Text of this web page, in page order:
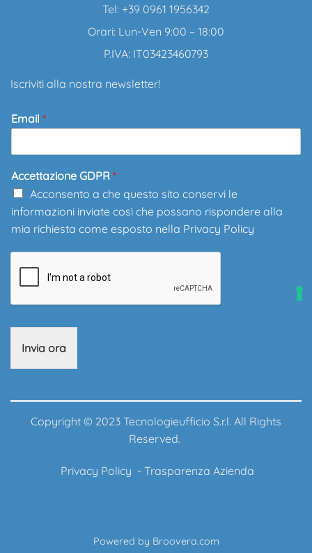
Tel: +39 0961 1956342
Orari: Lun-Ven 9:00 – 18:00
P.IVA: IT03423460793
Iscriviti alla nostra newsletter!
Email *
Accettazione GDPR *
Acconsento a che questo sito conservi le
informazioni inviate così che possano rispondere alla
mia richiesta come esposto nella Privacy Policy
Invia ora
Copyright © 2023 Tecnologieufficio S.r.l. All Rights
Reserved.
Privacy Policy - Trasparenza Azienda
Powered by Broovera.com